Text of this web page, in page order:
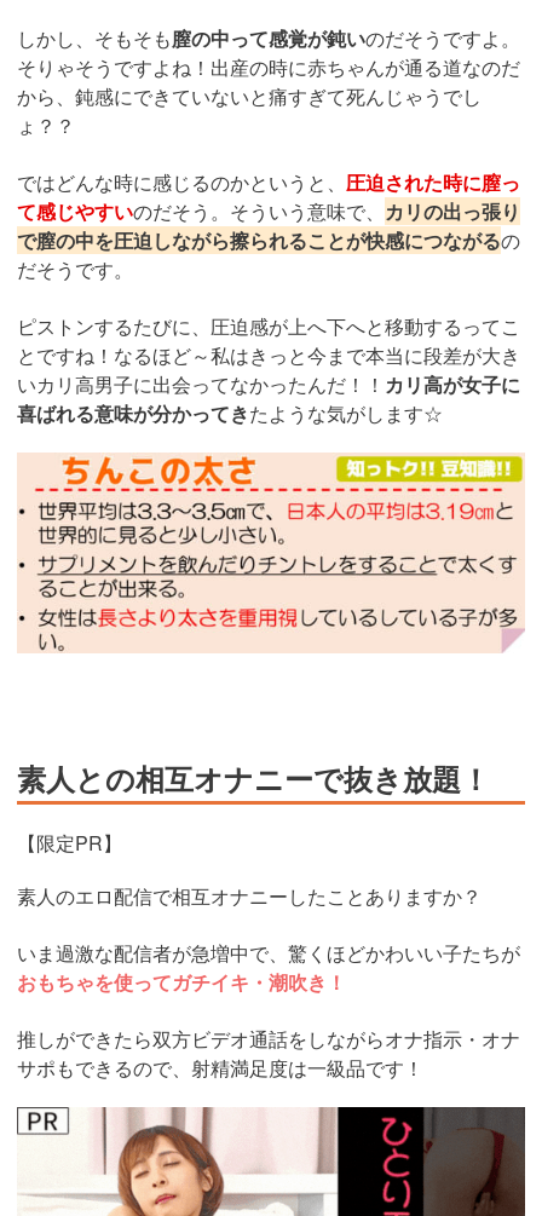
しかし、そもそも膣の中って感覚が鈍いのだそうですよ。
そりゃそうですよね！出産の時に赤ちゃんが通る道なのだ
から、鈍感にできていないと痛すぎて死んじゃうでし
ょ？？
ではどんな時に感じるのかというと、 圧迫された時に膣っ
て感じやすいのだそう。そういう意味で、 カリの出っ張り
で膣の中を圧迫しながら擦られることが快感につながるの
だそうです。
ピストンするたびに、圧迫感が上へ下へと移動するってこ
とですね！なるほど～私はきっと今まで本当に段差が大き
いカリ高男子に出会ってなかったんだ！！ カリ高が女子に
喜ばれる意味が分かってきたような気がします☆
素人との相互オナニーで抜き放題！
【限定PR】
素人のエロ配信で相互オナニーしたことありますか？
いま過激な配信者が急増中で、驚くほどかわいい子たちが
おもちゃを使ってガチイキ・潮吹き！
推しができたら双方ビデオ通話をしながらオナ指示・オナ
サポもできるので、射精満足度は一級品です！
https://www.j-
live.tv/LiveChat/acs.php?
si=jwchatt&pid=MLA5661_0004&pa=lp40.php